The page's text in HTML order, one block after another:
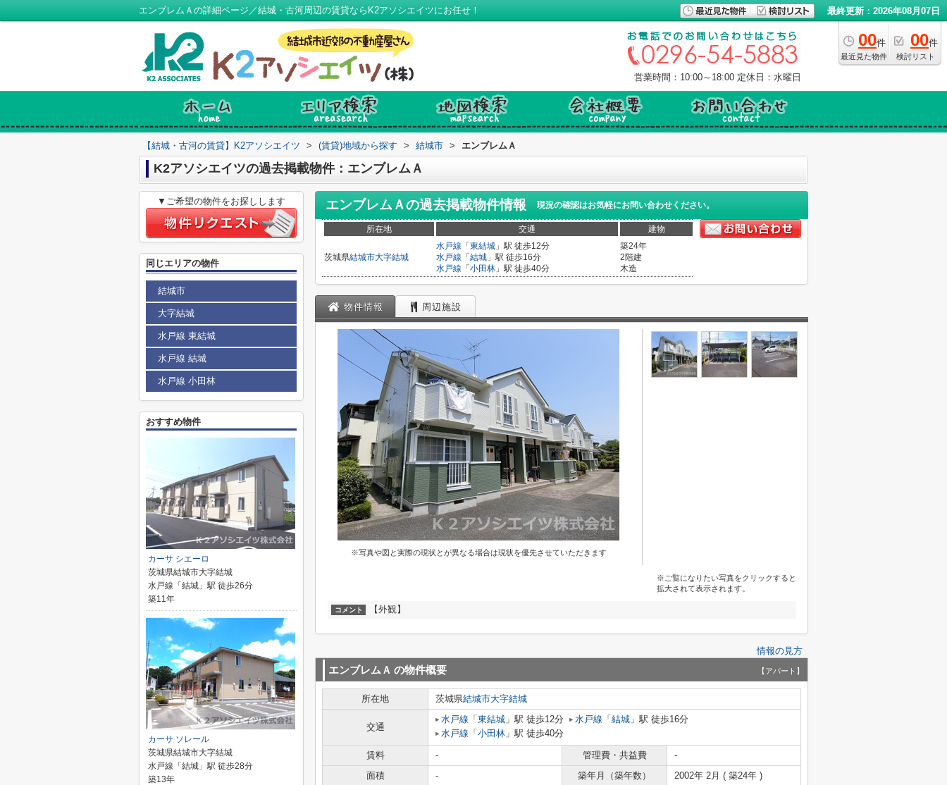
エンブレムＡの詳細ページ／結城・古河周辺の賃貸ならK2アソシエイツにお任せ！ 最終更新：2026年08月07日
00件
最近見た物件
00件
検討リスト
営業時間：10:00～18:00 定休日：水曜日
【結城・古河の賃貸】K2アソシエイツ > (賃貸)地域から探す > 結城市 > エンブレムＡ
K2アソシエイツの過去掲載物件：エンブレムＡ
エンブレムＡの過去掲載物件情報 現況の確認はお気軽にお問い合わせください。
所在地 交通 建物
茨城県結城市大字結城
水戸線 「 東結城 」駅 徒歩12分
水戸線 「 結城 」駅 徒歩16分
水戸線 「 小田林 」駅 徒歩40分
築24年
2階建
木造
物件情報 周辺施設
※写真や図と実際の現状とが異なる場合は現状を優先させていただきます
※ご覧になりたい写真をクリックすると
拡大されて表示されます。
コメント 【外観】
情報の見方
エンブレムＡ の物件概要 【アパート】
所在地 茨城県結城市大字結城
交通
水戸線 「 東結城 」駅 徒歩12分 水戸線 「 結城 」駅 徒歩16分
水戸線 「 小田林 」駅 徒歩40分
賃料 - 管理費・共益費
-
面積
- 築年月（築年数）
2002年 2月 ( 築24年 )
▼ご希望の物件をお探しします
同じエリアの物件
結城市
大字結城
水戸線 東結城
水戸線 結城
水戸線 小田林
おすすめ物件
カーサ シエーロ
茨城県結城市大字結城
水戸線「結城」駅 徒歩26分
築11年
カーサ ソレール
茨城県結城市大字結城
水戸線「結城」駅 徒歩28分
築13年